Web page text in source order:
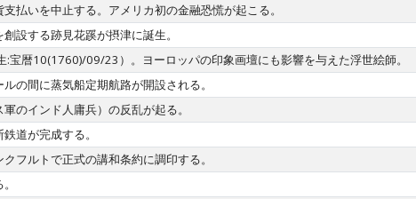
払いを中止する。アメリカ初の金融恐慌が起こる。
設する跡見花蹊が摂津に誕生。
:宝暦10(1760)/09/23）。ヨーロッパの印象画壇にも影響を与えた浮世絵師。
の間に蒸気船定期航路が開設される。
のインド人庸兵）の反乱が起る。
道が完成する。
フルトで正式の講和条約に調印する。